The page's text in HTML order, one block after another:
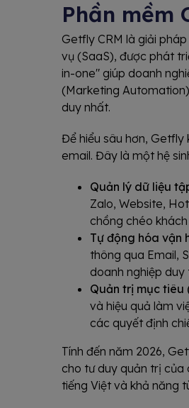
Phần mềm
Getfly CRM là giải
vụ (SaaS), được phát
in-one" giúp doanh
(Marketing
duy nhất.
Để hiểu sâu hơn,
email. Đây là một hệ
Quản lý dữ liệu
Zalo, Website,
chồng chéo
Tự động hóa vận
thông qua Email,
doanh nghiệp duy
Quản trị mục tiêu
và hiệu quả làm
các quyết định
Tính đến năm 2026,
cho tư duy quản trị của
tiếng Việt và khả năng